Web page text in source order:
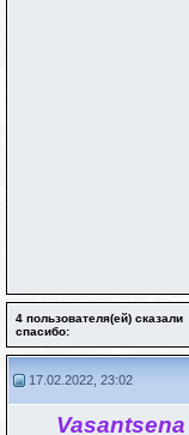
4 пользователя(ей) сказали
cпасибо:
17.02.2022, 23:02
Vasantsena